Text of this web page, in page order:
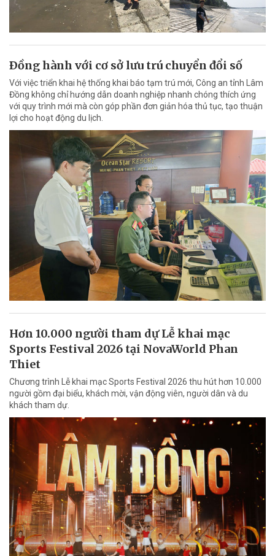
Ðồng hành với cơ sở lưu trú chuyển đổi số
Với việc triển khai hệ thống khai báo tạm trú mới, Công an tỉnh Lâm
Đồng không chỉ hướng dẫn doanh nghiệp nhanh chóng thích ứng
với quy trình mới mà còn góp phần đơn giản hóa thủ tục, tạo thuận
lợi cho hoạt động du lịch.
Hơn 10.000 người tham dự Lễ khai mạc
Sports Festival 2026 tại NovaWorld Phan
Thiet
Chương trình Lễ khai mạc Sports Festival 2026 thu hút hơn 10.000
người gồm đại biểu, khách mời, vận động viên, người dân và du
khách tham dự.